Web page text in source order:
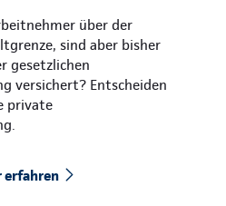
über der
sind aber bisher
gesetzlichen
versichert? Entscheiden
private
erfahren